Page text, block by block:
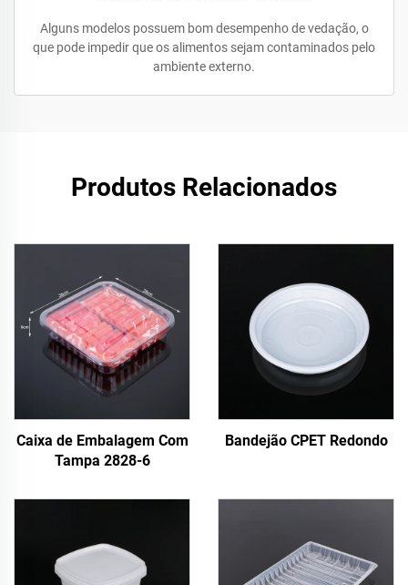
Alguns modelos possuem bom desempenho de vedação, o
que pode impedir que os alimentos sejam contaminados pelo
ambiente externo.
Produtos Relacionados
Caixa de Embalagem Com
Tampa 2828-6
Bandejão CPET Redondo